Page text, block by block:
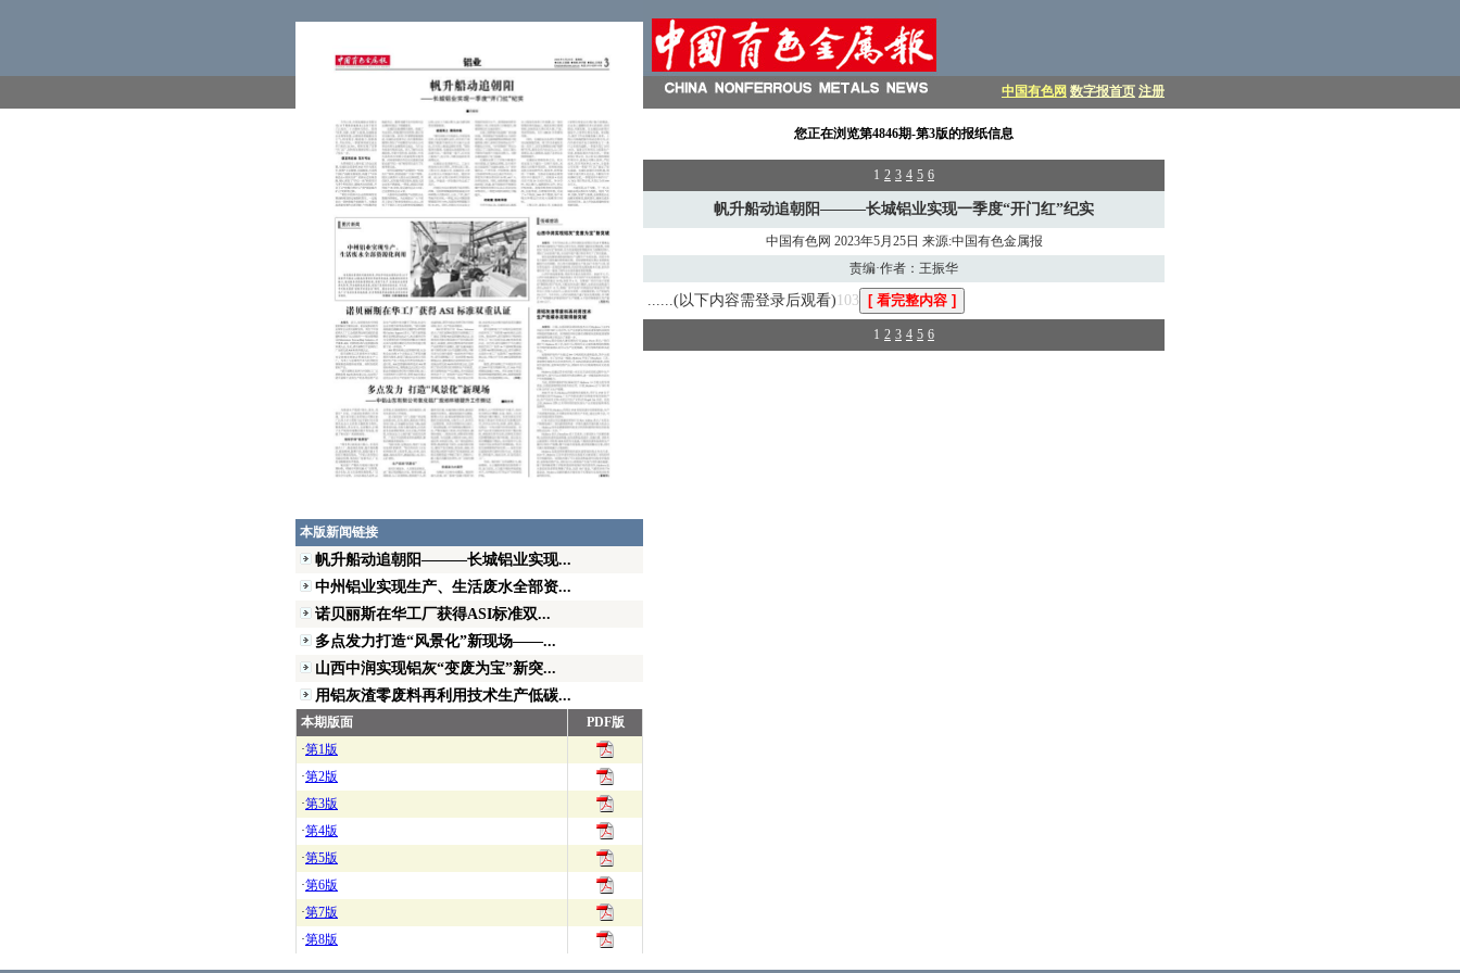
本版新闻链接
帆升船动追朝阳———长城铝业实现...
中州铝业实现生产、生活废水全部资...
诺贝丽斯在华工厂获得ASI标准双...
多点发力打造“风景化”新现场——...
山西中润实现铝灰“变废为宝”新突...
用铝灰渣零废料再利用技术生产低碳...
本期版面
PDF版
·第1版
·第2版
·第3版
·第4版
·第5版
·第6版
·第7版
·第8版
中国有色网 数字报首页 注册
您正在浏览第4846期-第3版的报纸信息
1 2 3 4 5 6
帆升船动追朝阳———长城铝业实现一季度“开门红”纪实
中国有色网 2023年5月25日 来源:中国有色金属报
责编·作者：王振华
......(以下内容需登录后观看) 103
1 2 3 4 5 6